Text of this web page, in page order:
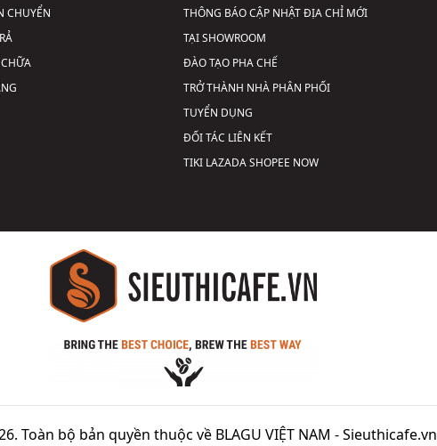
CHUYỂN
THÔNG BÁO CẬP NHẬT ĐỊA CHỈ MỚI
TẠI SHOWROOM
ĐÀO TẠO PHA CHẾ
TRỞ THÀNH NHÀ PHÂN PHỐI
TUYỂN DỤNG
ĐỐI TÁC LIÊN KẾT
TIKI LAZADASHOPEE NOW
Toàn bộ bản quyền thuộc về BLAGU VIỆT NAM -Sieuthicafe.vn